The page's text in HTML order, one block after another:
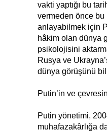
vakti yaptığı bu
vermeden önce bu
anlayabilmek için
hâkim olan dünya
psikolojisini
Rusya ve
dünya görüşünü
Putin’in ve
Putin yönetimi,
muhafazakârlığa